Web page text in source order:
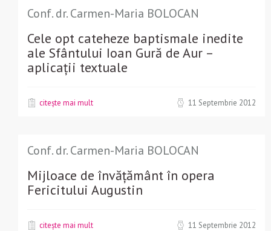
Conf. dr. Carmen-Maria BOLOCAN
Cele opt cateheze baptismale inedite
ale Sfântului Ioan Gură de Aur –
aplicații textuale
citește mai mult 11 Septembrie 2012
Conf. dr. Carmen-Maria BOLOCAN
Mijloace de învățământ în opera
Fericitului Augustin
citește mai mult 11 Septembrie 2012